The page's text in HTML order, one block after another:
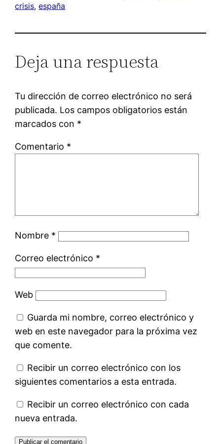
crisis, españa
Deja una respuesta
Tu dirección de correo electrónico no será
publicada. Los campos obligatorios están
marcados con *
Comentario *
Nombre *
Correo electrónico *
Web
Guarda mi nombre, correo electrónico y
web en este navegador para la próxima vez
que comente.
Recibir un correo electrónico con los
siguientes comentarios a esta entrada.
Recibir un correo electrónico con cada
nueva entrada.